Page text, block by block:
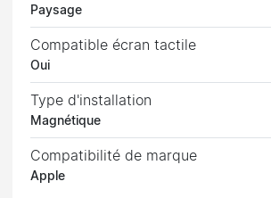
Paysage
Compatible écran tactile
Oui
Type d'installation
Magnétique
Compatibilité de marque
Apple